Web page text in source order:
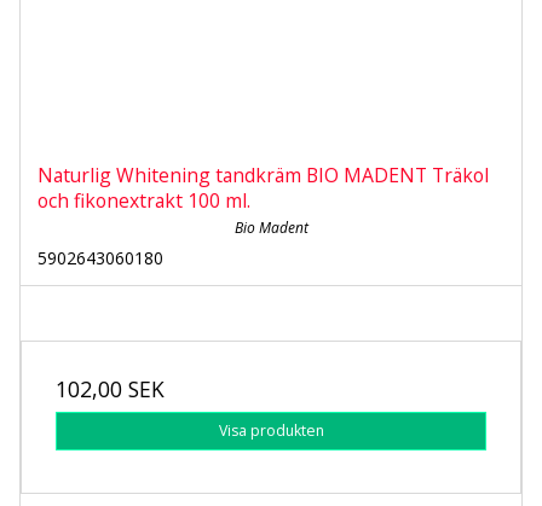
Naturlig Whitening tandkräm BIO MADENT Träkol
och fikonextrakt 100 ml.
Bio Madent
5902643060180
102,00 SEK
Visa produkten